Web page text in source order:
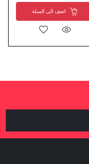
اضف الى السلة